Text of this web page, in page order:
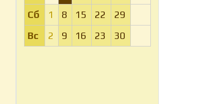
Сб
1 8 15 22
29
Вс
2 9 16 23 30